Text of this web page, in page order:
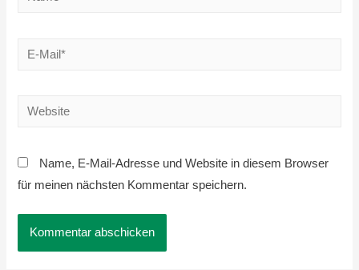
E-
Website
Name, E-Mail-Adresse und Website in diesem Browser
für meinen nächsten Kommentar speichern.